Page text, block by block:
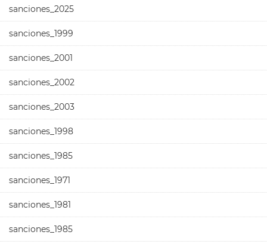
sanciones_2025
sanciones_1999
sanciones_2001
sanciones_2002
sanciones_2003
sanciones_1998
sanciones_1985
sanciones_1971
sanciones_1981
sanciones_1985